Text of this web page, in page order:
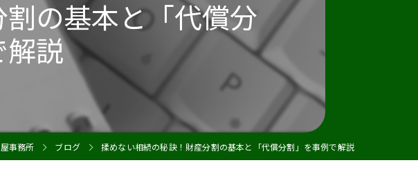
ビザ
会社設立
の基本と「代償分
説
事務所 ブログ 揉めない相続の秘訣！財産分割の基本と「代償分割」を事例で解説